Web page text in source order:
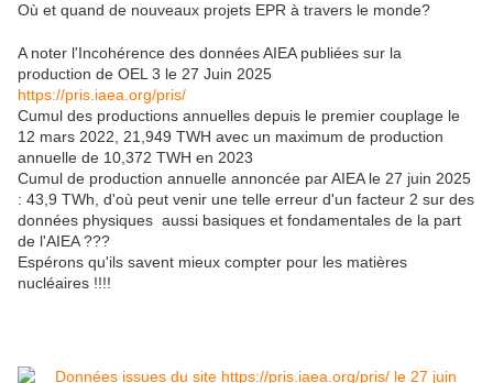
Où et quand de nouveaux projets EPR à travers le monde?
A noter l'Incohérence des données AIEA publiées sur la
production de OEL 3 le 27 Juin 2025
https://pris.iaea.org/pris/
Cumul des productions annuelles depuis le premier couplage le
12 mars 2022, 21,949 TWH avec un maximum de production
annuelle de 10,372 TWH en 2023
Cumul de production annuelle annoncée par AIEA le 27 juin 2025
: 43,9 TWh, d'où peut venir une telle erreur d'un facteur 2 sur des
données physiques aussi basiques et fondamentales de la part
de l'AIEA ???
Espérons qu'ils savent mieux compter pour les matières
nucléaires !!!!